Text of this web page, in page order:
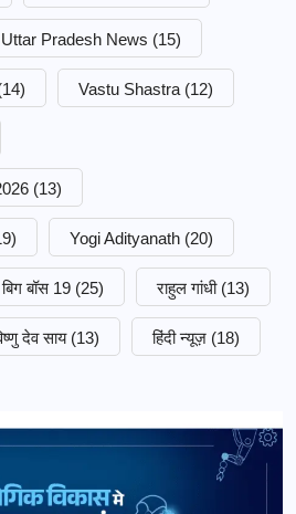
Uttar Pradesh News (15)
Vastu Shastra (12)
(13)
Yogi Adityanath (20)
बिग बॉस 19 (25) राहुल गांधी (13)
देव साय (13) हिंदी न्यूज़ (18)